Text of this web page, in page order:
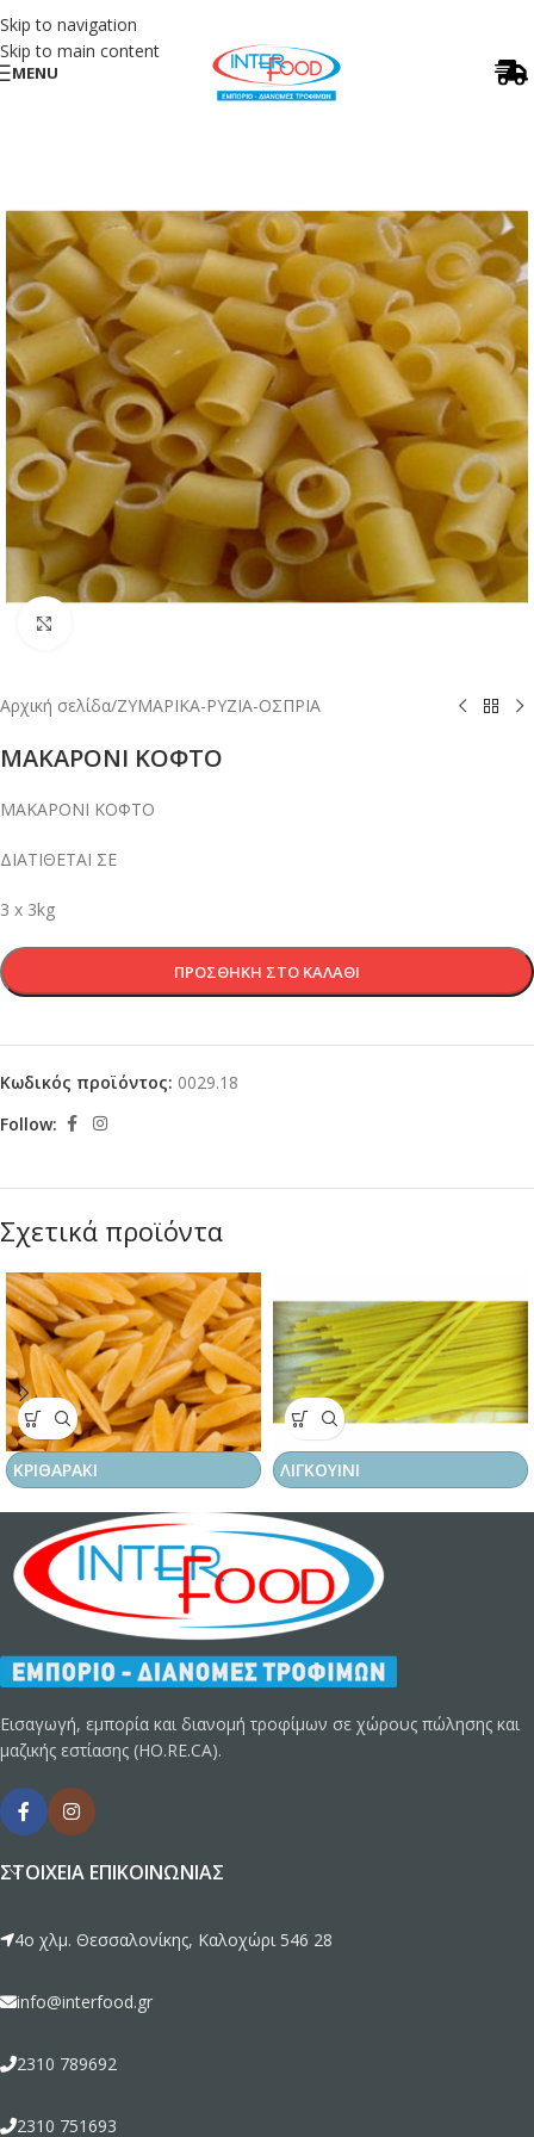
Skip to navigation
Skip to main content
MENU
Αρχική σελίδα/ΖΥΜΑΡΙΚΑ-ΡΥΖΙΑ-ΟΣΠΡΙΑ
ΜΑΚΑΡΟΝΙ ΚΟΦΤΟ
ΜΑΚΑΡΟΝΙ ΚΟΦΤΟ
ΔΙΑΤΙΘΕΤΑΙ ΣΕ
3 x 3kg
ΠΡΟΣΘΉΚΗ ΣΤΟ ΚΑΛΆΘΙ
Κωδικός προϊόντος: 0029.18
Follow:
Σχετικά προϊόντα
ΚΡΙΘΑΡΑΚΙ ΛΙΓΚΟΥΙΝΙ
Εισαγωγή, εμπορία και διανομή τροφίμων σε χώρους πώλησης και
μαζικής εστίασης (HO.RE.CA).
ΣΤΟΙΧΕΊΑ ΕΠΙΚΟΙΝΩΝΊΑΣ
4ο χλμ. Θεσσαλονίκης, Καλοχώρι 546 28
info@interfood.gr
2310 789692
2310 751693